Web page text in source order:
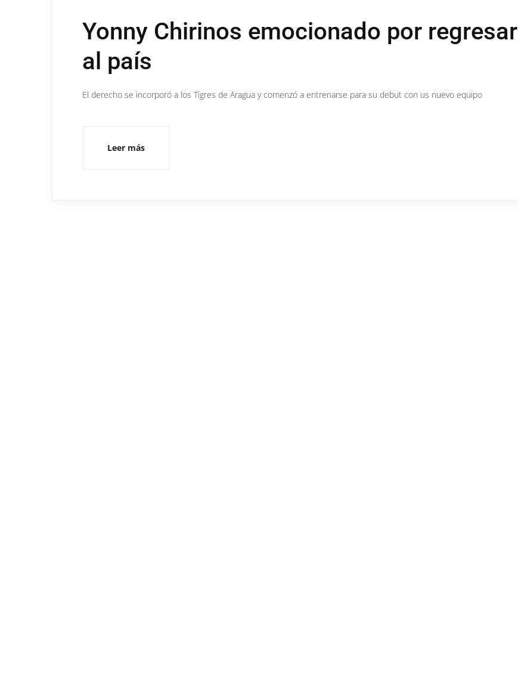
Yonny Chirinos emocionado por regresar
al país
El derecho se incorporó a los Tigres de Aragua y comenzó a entrenarse para su debut con us nuevo equipo
Leer más